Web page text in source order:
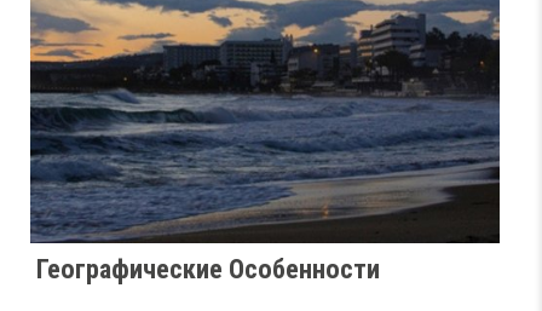
Географические Особенности